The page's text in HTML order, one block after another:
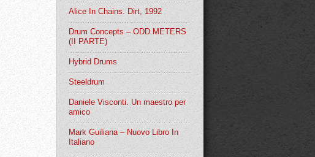
Alice In Chains. Dirt, 1992
Drum Concepts – ODD METERS
(II PARTE)
Hybrid Drums
Steeldrum
Daniele Visconti. Un maestro per
amico
Mark Guiliana – Nuovo Libro In
Italiano